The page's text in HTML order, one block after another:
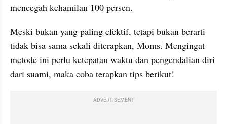
mencegah kehamilan 100 persen.
Meski bukan yang paling efektif, tetapi bukan berarti
tidak bisa sama sekali diterapkan, Moms. Mengingat
metode ini perlu ketepatan waktu dan pengendalian diri
dari suami, maka coba terapkan tips berikut!
ADVERTISEMENT